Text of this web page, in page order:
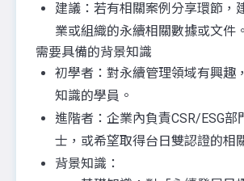
建議：若有相關案例分享環節，
業或組織的永續相關數據或文件。
需要具備的背景知識
初學者：對永續管理領域有興趣
知識的學員。
進階者：企業內負責CSR/ESG部
士，或希望取得台日雙認證的相
背景知識：